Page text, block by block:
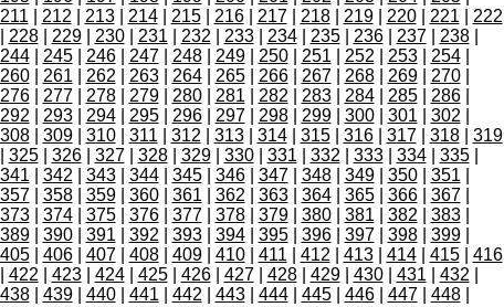
211 212 213| 214| 215| 216| 217| 218| 219| 220| 221
222
228| 229| 230| 231 232 233| 234| 235| 236| 237| 238|
244| 245| 246| 247| 248| 249| 250| 251 252 253| 254|
260| 261 262 263| 264| 265| 266| 267| 268| 269| 270|
276| 277| 278| 279| 280| 281 282 283| 284| 285| 286|
292 293| 294| 295| 296| 297| 298| 299| 300| 301 302
308| 309| 310| 311 312 313| 314| 315| 316| 317| 318| 319
325| 326| 327| 328| 329| 330| 331 332 333| 334| 335|
341 342 343| 344| 345| 346| 347| 348| 349| 350| 351
357| 358| 359| 360| 361 362 363| 364| 365| 366| 367|
373| 374| 375| 376| 377| 378| 379| 380| 381 382 383|
389| 390| 391 392 393| 394| 395| 396| 397| 398| 399|
405| 406| 407| 408| 409| 410| 411 412 413| 414| 415| 416
422 423| 424| 425| 426| 427| 428| 429| 430| 431 432
438| 439| 440| 441 442 443| 444| 445| 446| 447| 448|